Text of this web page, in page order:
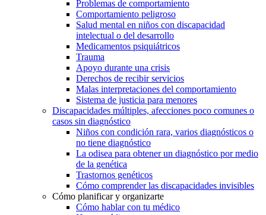
Problemas de comportamiento
Comportamiento peligroso
Salud mental en niños con discapacidad
intelectual o del desarrollo
Medicamentos psiquiátricos
Trauma
Apoyo durante una crisis
Derechos de recibir servicios
Malas interpretaciones del comportamiento
Sistema de justicia para menores
Discapacidades múltiples, afecciones poco comunes o
casos sin diagnóstico
Niños con condición rara, varios diagnósticos o
no tiene diagnóstico
La odisea para obtener un diagnóstico por medio
de la genética
Trastornos genéticos
Cómo comprender las discapacidades invisibles
Cómo planificar y organizarte
Cómo hablar con tu médico